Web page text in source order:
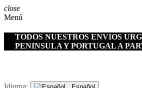
close
Menú
TODOS NUESTROS ENVIOS
PENINSULA Y PORTUGAL A